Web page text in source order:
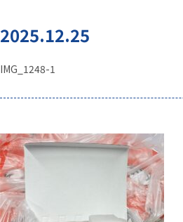
2025.12.25
IMG_1248-1